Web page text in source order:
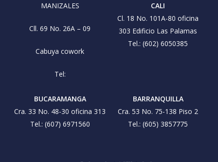
MANIZALES
Cll. 69 No. 26A – 09
Cabuya cowork
Tel:
CALI
Cl. 18 No. 101A-80 oficina
303 Edificio Las Palamas
Tel.: (602) 6050385
BUCARAMANGA
Cra. 33 No. 48-30 oficina 313
Tel.: (607) 6971560
BARRANQUILLA
Cra. 53 No. 75-138 Piso 2
Tel.: (605) 3857775